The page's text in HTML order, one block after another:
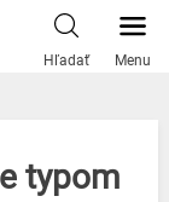
Hľadať Menu